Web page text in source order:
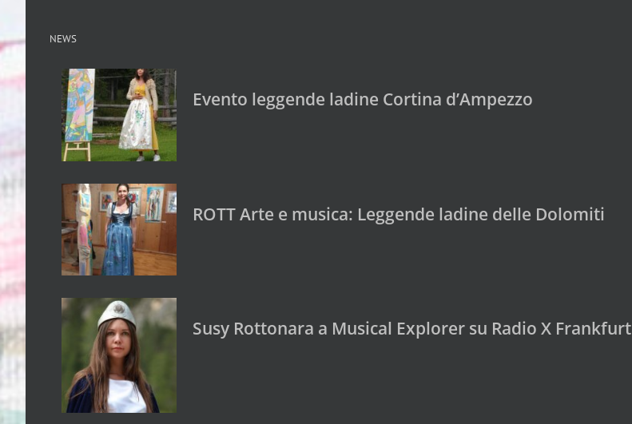
NEWS
Evento leggende ladine Cortina d’Ampezzo
ROTT Arte e musica: Leggende ladine delle Dolomiti
Susy Rottonara a Musical Explorer su Radio X Frankfurt